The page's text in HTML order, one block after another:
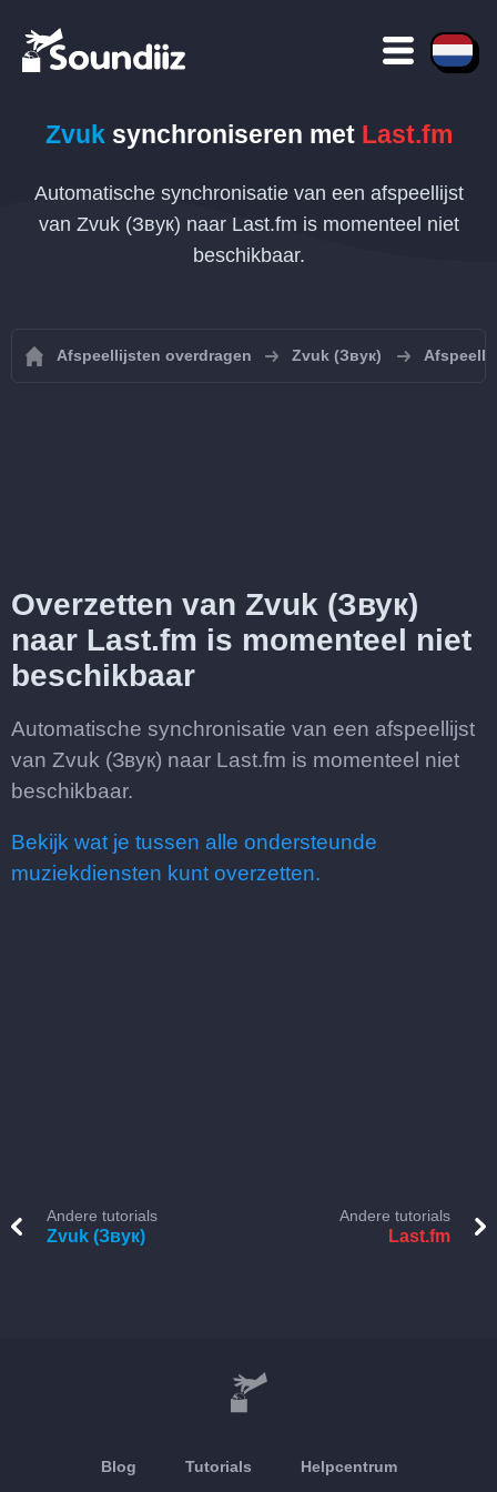
Zvuksynchroniseren met Last.fm
Automatische synchronisatie van een afspeellijst
van Zvuk (Звук) naar Last.fm is momenteel niet
beschikbaar.
Afspeellijsten overdragen Zvuk (Звук)
Overzetten van Zvuk (Звук)
naar Last.fm is momenteel niet
beschikbaar
Automatische synchronisatie van een afspeellijst
van Zvuk (Звук) naar Last.fm is momenteel niet
beschikbaar.
Bekijk wat je tussen alle ondersteunde
muziekdiensten kunt overzetten.
Andere tutorials
Zvuk (Звук)
Andere tutorials
Last.fm
Blog Tutorials Helpcentrum